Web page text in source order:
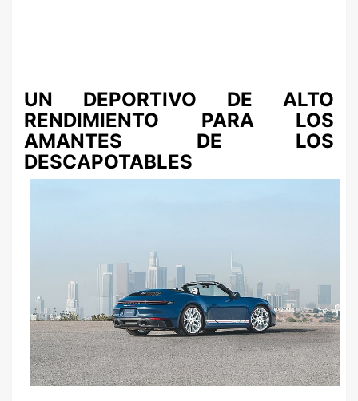
UN DEPORTIVO DE ALTO
RENDIMIENTO PARA LOS
AMANTES DE LOS
DESCAPOTABLES